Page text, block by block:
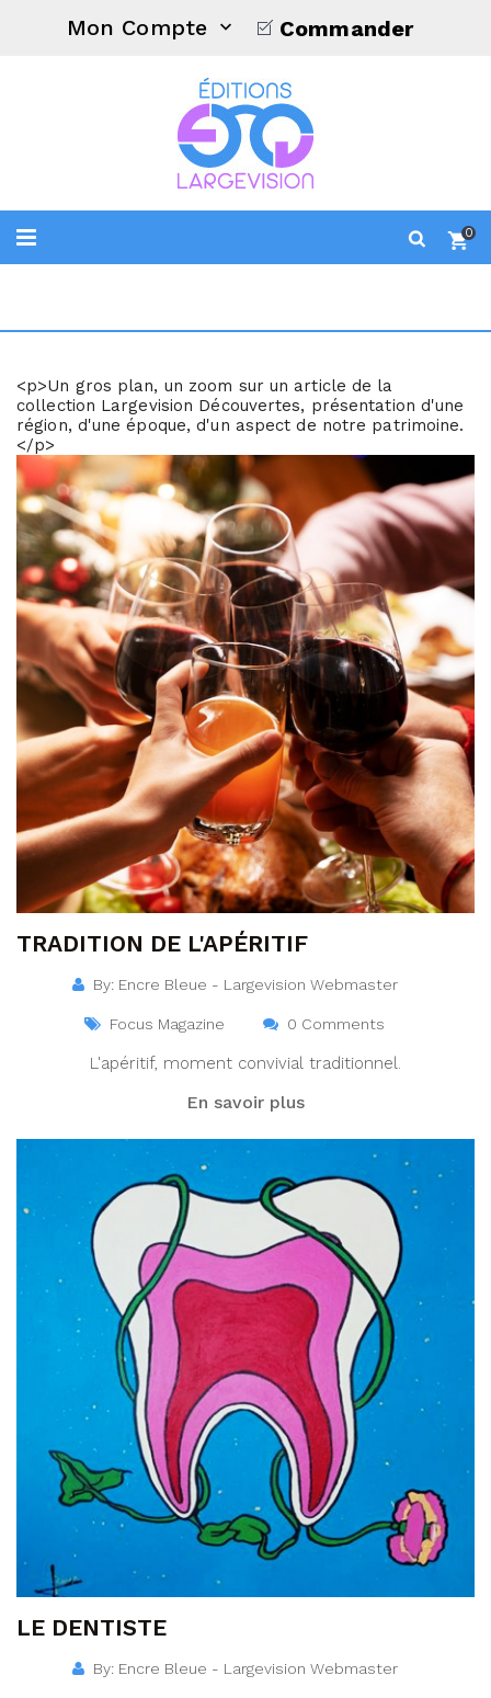
Mon Compte  Commander
0
<p>Un gros plan, un zoom sur un article de la
collection Largevision Découvertes, présentation d'une
région, d'une époque, d'un aspect de notre patrimoine.
</p>
TRADITION DE L'APÉRITIF
By: Encre Bleue - Largevision Webmaster
Focus Magazine 0 Comments
L'apéritif, moment convivial traditionnel.
En savoir plus
LE DENTISTE
By: Encre Bleue - Largevision Webmaster